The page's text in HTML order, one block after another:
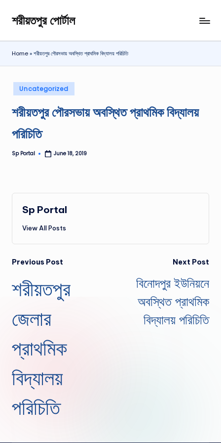
Skip
content
শরীয়তপুর পোর্টাল
শরীয়তপুর
জেলা
বিষয়ক
পোর্টাল
Home»শরীয়তপুর পৌরসভায় অবস্থিত প্রাথমিক বিদ্যালয় পরিচিতি
Posted
in
Uncategorized
শরীয়তপুর পৌরসভায় অবস্থিত প্রাথমিক বিদ্যালয়
পরিচিতি
Posted
Sp Portal June 18, 2019
Sp Portal
View All Posts
Post
navigation
Previous Post
শরীয়তপুর
জেলার
প্রাথমিক
বিদ্যালয়
পরিচিতি
Next Post
বিনোদপুর ইউনিয়নে
অবস্থিত প্রাথমিক
বিদ্যালয় পরিচিতি